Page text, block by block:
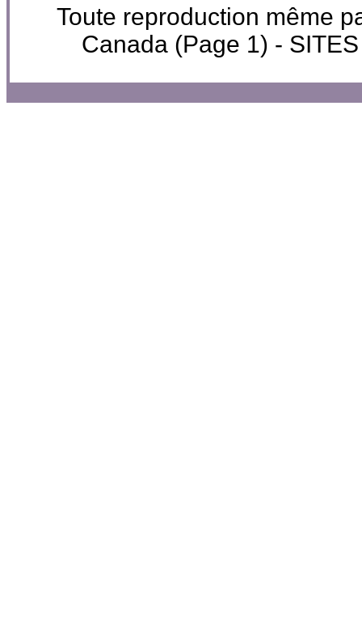
Toute reproduction même
Canada (Page 1) -